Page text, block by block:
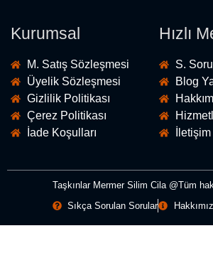
Kurumsal
M. Satış Sözleşmesi
Üyelik Sözleşmesi
Gizlilik Politikası
Çerez Politikası
İade Koşulları
Hızlı
S.
Blog
İletişim
Taşkınlar Mermer Silim Cila @Tüm
Sıkça Sorulan Sorular